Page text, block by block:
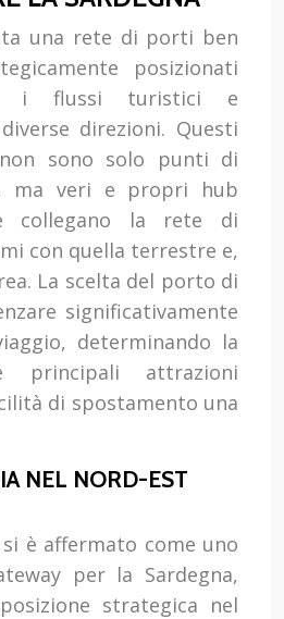
una rete di porti ben
posizionati
i flussi turistici e
direzioni. Questi
sono solo punti di
ma veri e propri hub
collegano la rete di
con quella terrestre e,
La scelta del porto di
significativamente
determinando la
principali attrazioni
di spostamento una
NEL NORD-EST
è affermato come uno
per la Sardegna,
strategica nel